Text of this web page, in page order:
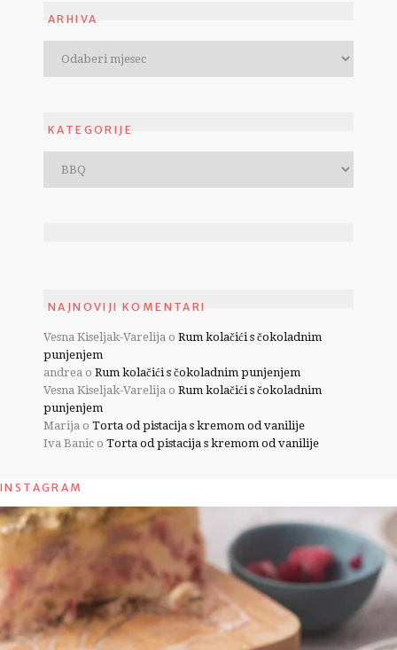
ARHIVA
KATEGORIJE
NAJNOVIJI KOMENTARI
Vesna Kiseljak-Varelija o Rum kolačići s čokoladnim
punjenjem
andrea o Rum kolačići s čokoladnim punjenjem
Vesna Kiseljak-Varelija o Rum kolačići s čokoladnim
punjenjem
Marija o Torta od pistacija s kremom od vanilije
Iva Banic o Torta od pistacija s kremom od vanilije
INSTAGRAM